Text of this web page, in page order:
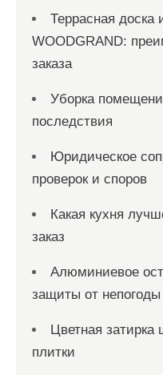
Террасная доска
WOODGRAND:
заказа
Уборка
последствия
Юридическое
проверок и споров
Какая кухня
заказ
Алюминиевое
защиты от непогоды
Цветная затирка
плитки